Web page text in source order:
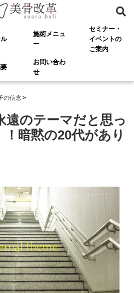
施術メニュ
ー
セミナー・
イベントの
ご案内
お問い合わ
せ
の信念
遠のテーマだと思っ
暗黙の20代があり